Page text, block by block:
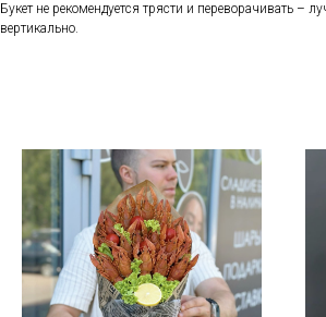
Букет не рекомендуется трясти и переворачивать –
вертикально.